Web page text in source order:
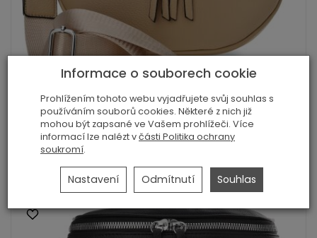
Dámská kabelka 2v1 crossbody a ledvinka ...
469,00 Kč
Informace o souborech cookie
Prohlížením tohoto webu vyjadřujete svůj souhlas s
používáním souborů cookies. Některé z nich již
mohou být zapsané ve Vašem prohlížeči. Více
informací lze nalézt včásti Politika ochrany
soukromí.
Nastavení Odmítnutí Souhlas